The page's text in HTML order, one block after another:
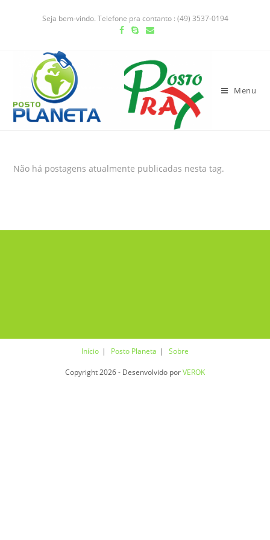
Seja bem-vindo. Telefone pra contanto : (49) 3537-0194
Menu
Não há postagens atualmente publicadas nesta tag.
Início Posto Planeta Sobre
Copyright 2026 - Desenvolvido porVEROK